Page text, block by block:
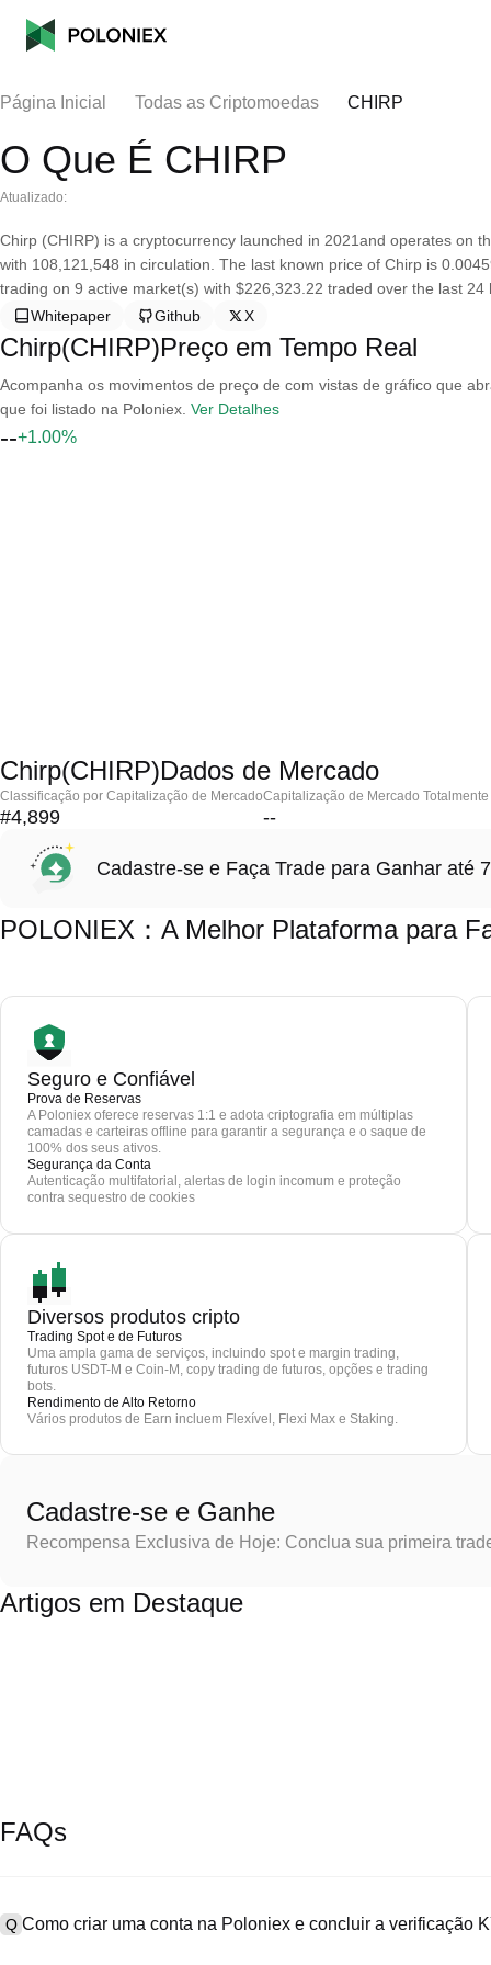
Página Inicial Todas as Criptomoedas CHIRP
O Que É CHIRP
Atualizado:
Chirp (CHIRP) is a cryptocurrency launched in 2021and operates on
with 108,121,548 in circulation. The last known price of Chirp is
trading on 9 active market(s) with $226,323.22 traded over the last
Whitepaper
Github X
Chirp(CHIRP)Preço em Tempo Real
Acompanha os movimentos de preço de com vistas de gráfico que
que foi listado na Poloniex. Ver Detalhes
--+1.00%
Chirp(CHIRP)Dados de Mercado
Classificação por Capitalização de Mercado
#4,899
Capitalização de Mercado
--
Cadastre-se e Faça Trade para Ganhar até
POLONIEX：A Melhor Plataforma para
Seguro e Confiável
Prova de Reservas
A Poloniex oferece reservas 1:1 e adota criptografia em múltiplas
camadas e carteiras offline para garantir a segurança e o saque de
100% dos seus ativos.
Segurança da Conta
Autenticação multifatorial, alertas de login incomum e proteção
contra sequestro de cookies
Diversos produtos cripto
Trading Spot e de Futuros
Uma ampla gama de serviços, incluindo spot e margin trading,
futuros USDT-M e Coin-M, copy trading de futuros, opções e trading
bots.
Rendimento de Alto Retorno
Vários produtos de Earn incluem Flexível, Flexi Max e Staking.
Cadastre-se e Ganhe
Recompensa Exclusiva de Hoje: Conclua sua primeira
Artigos em Destaque
FAQs
Q Como criar uma conta na Poloniex e concluir a verificação